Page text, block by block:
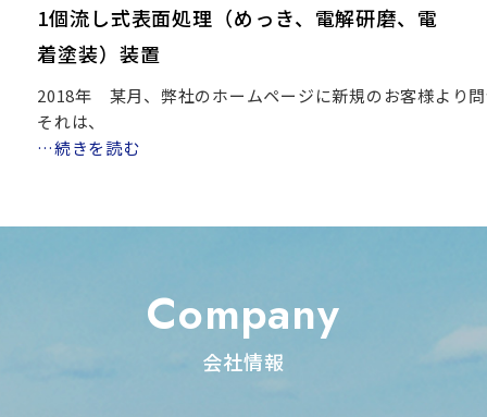
1個流し式表面処理（めっき、電解研磨、電
着塗装）装置
2018年　某月、弊社のホームページに新規のお客様より
それは、
…続きを読む
Company
会社情報